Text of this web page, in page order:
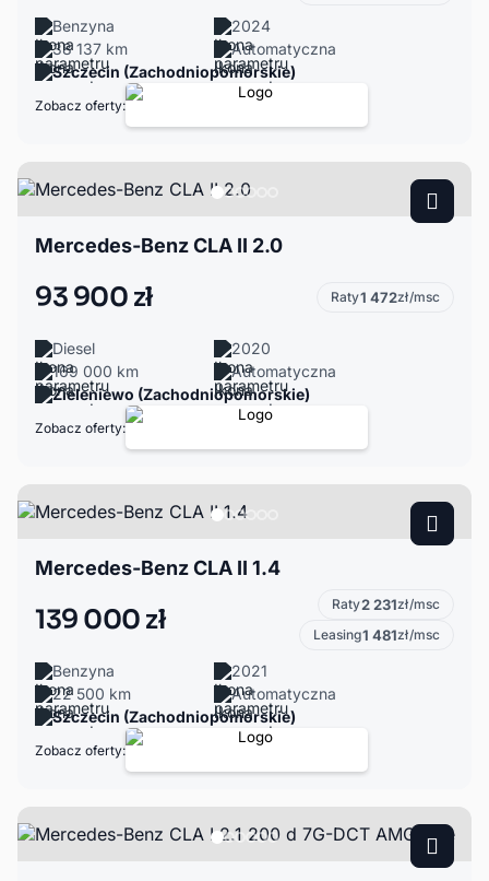
Benzyna
2024
38 137 km
Automatyczna
Szczecin (Zachodniopomorskie)
Zobacz oferty:
Mercedes-Benz CLA II 2.0
93 900 zł Raty1 472zł/msc
Diesel
2020
169 000 km
Automatyczna
Zieleniewo (Zachodniopomorskie)
Zobacz oferty:
Mercedes-Benz CLA II 1.4
139 000 zł Raty2 231zł/msc
Leasing1 481zł/msc
Benzyna
2021
22 500 km
Automatyczna
Szczecin (Zachodniopomorskie)
Zobacz oferty: